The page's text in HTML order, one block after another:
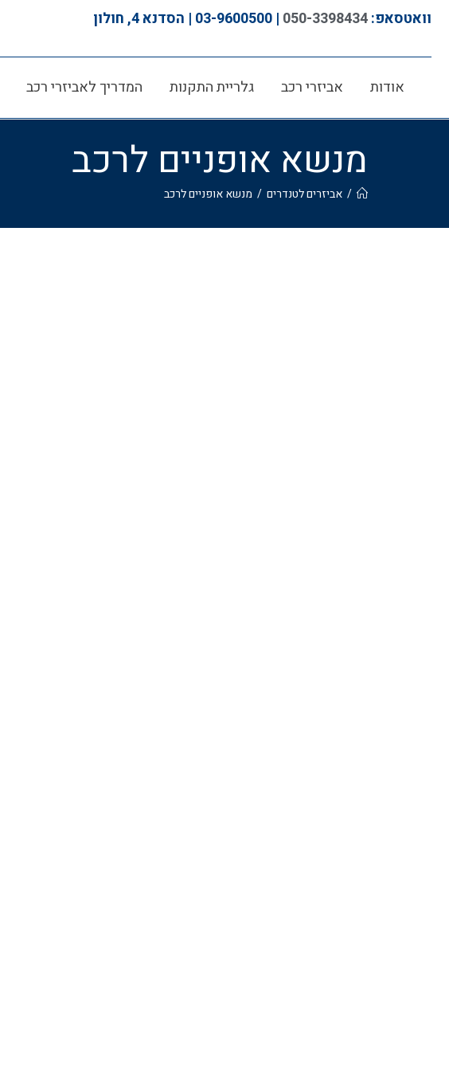
וואטסאפ:050-3398434 | 03-9600500 | הסדנא 4, חולון
אודות אביזרי רכב גלריית התקנות המדריך לאביזרי רכב
מנשא אופניים לרכב
/ אביזרים לטנדרים / מנשא אופניים לרכב